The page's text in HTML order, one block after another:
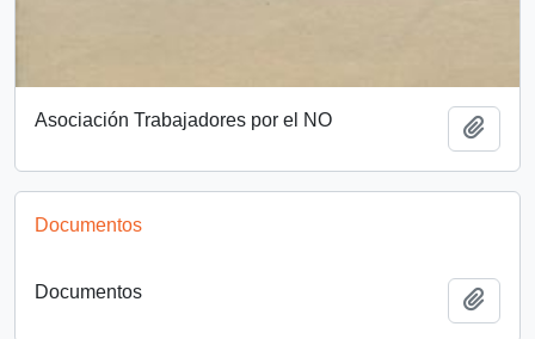
Asociación Trabajadores por el NO
Documentos
Documentos